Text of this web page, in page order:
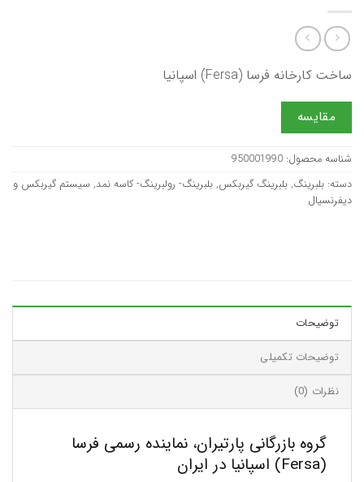
ساخت کارخانه فرسا (Fersa) اسپانیا
مقایسه
شناسه محصول: 950001990
دسته: بلبرینگ, بلبرینگ گیربکس, بلبرینگ- رولبرینگ- کاسه نمد, سیستم گیربکس و
دیفرنسیال
توضیحات
توضیحات تکمیلی
نظرات (0)
گروه بازرگانی پارتیران، نماینده رسمی فرسا
(Fersa) اسپانیا در ایران